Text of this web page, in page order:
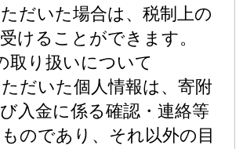
だいた場合は、税制上の
けることができます。
取り扱いについて
だいた個人情報は、寄附
入金に係る確認・連絡等
のであり、それ以外の目